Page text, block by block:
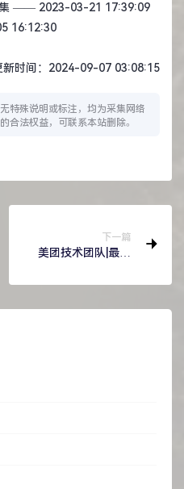
—— 2023-03-21 17:39:09
16:12:30
新时间：2024-09-07 03:08:15
特殊说明或标注，均为采集网络
合法权益，可联系本站删除。
下一篇
美团技术团队|最近